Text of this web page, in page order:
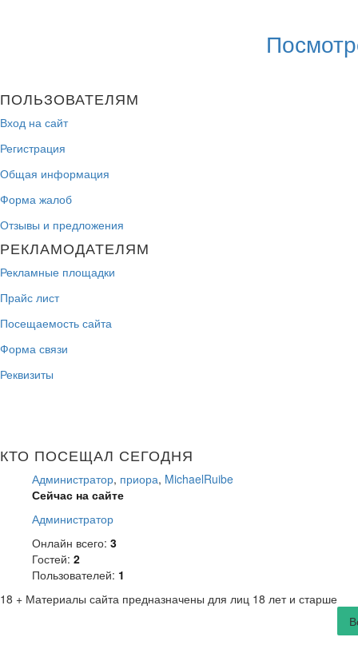
ПОЛЬЗОВАТЕЛЯМ
Вход на сайт
Регистрация
Общая информация
Форма жалоб
Отзывы и предложения
РЕКЛАМОДАТЕЛЯМ
Рекламные площадки
Прайс лист
Посещаемость сайта
Форма связи
Реквизиты
КТО ПОСЕЩАЛ СЕГОДНЯ
Администратор, приора, MichaelRuibe
Сейчас на сайте
Администратор
Онлайн всего: 3
Гостей: 2
Пользователей: 1
18 + Материалы сайта предназначены для лиц 18 лет и старше